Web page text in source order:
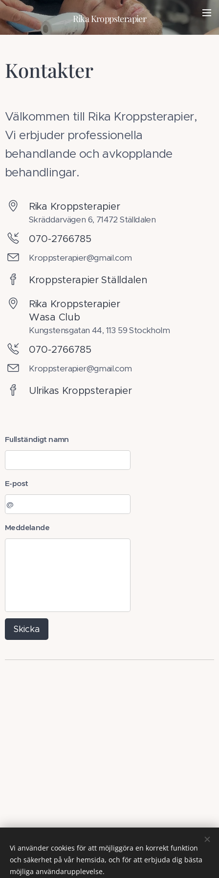
Rika Kroppsterapier
Kontakter
Välkommen till Rika Kroppsterapier,
Vi erbjuder professionella
behandlande och avkopplande
behandlingar.
Rika Kroppsterapier
Skräddarvägen 6, 71472 Ställdalen
070-2766785
Kroppsterapier@gmail.com
Kroppsterapier Ställdalen
Rika Kroppsterapier
Wasa Club
Kungstensgatan 44, 113 59 Stockholm
070-2766785
Kroppsterapier@gmail.com
Ulrikas Kroppsterapier
Fullständigt namn
E-post
Meddelande
Skicka
Vi använder cookies för att möjliggöra en korrekt funktion
och säkerhet på vår hemsida, och för att erbjuda dig bästa
möjliga användarupplevelse.